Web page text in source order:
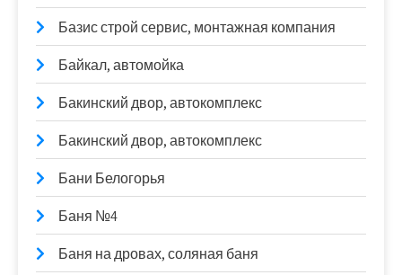
Базис строй сервис, монтажная компания
Байкал, автомойка
Бакинский двор, автокомплекс
Бакинский двор, автокомплекс
Бани Белогорья
Баня №4
Баня на дровах, соляная баня